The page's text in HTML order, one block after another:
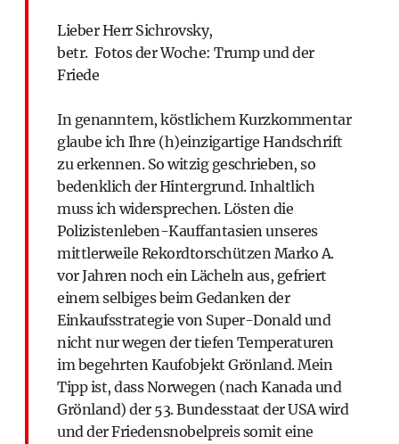
Lieber Herr Sichrovsky,
betr. Fotos der Woche: Trump und der
Friede
In genanntem, köstlichem Kurzkommentar
glaube ich Ihre (h)einzigartige Handschrift
zu erkennen. So witzig geschrieben, so
bedenklich der Hintergrund. Inhaltlich
muss ich widersprechen. Lösten die
Polizistenleben-Kauffantasien unseres
mittlerweile Rekordtorschützen Marko A.
vor Jahren noch ein Lächeln aus, gefriert
einem selbiges beim Gedanken der
Einkaufsstrategie von Super-Donald und
nicht nur wegen der tiefen Temperaturen
im begehrten Kaufobjekt Grönland. Mein
Tipp ist, dass Norwegen (nach Kanada und
Grönland) der 53. Bundesstaat der USA wird
und der Friedensnobelpreis somit eine